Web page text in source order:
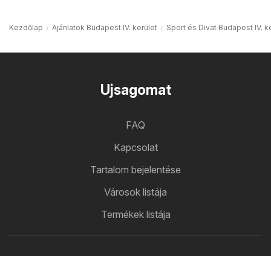
Kezdőlap Ajánlatok Budapest IV. kerület Sport és Divat Budapest IV.
Ujsagomat
FAQ
Kapcsolat
Tartalom bejelentése
Városok listája
Termékek listája